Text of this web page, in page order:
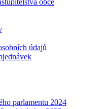
obce
údajů
parlamentu 2024